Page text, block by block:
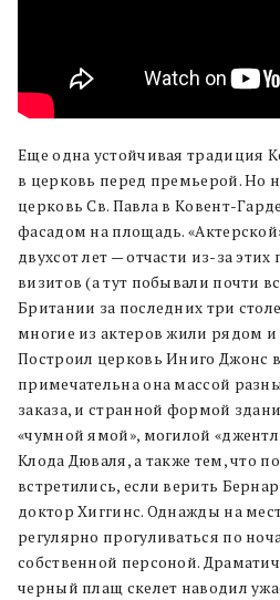
Еще одна устойчивая традиция
в церковь перед премьерой. Но
церковь Св. Павла в Ковент-
фасадом на площадь.
двухсот лет — отчасти из-за
визитов (а тут побывали почти
Британии за последних три
многие из актеров жили рядом
Построил церковь Иниго Джонс
примечательна она массой
заказа, и странной формой
«чумной ямой», могилой
Клода Дюваля, а также тем, что
встретились, если верить
доктор Хиггинс. Однажды на
регулярно прогуливаться по
собственной персоной.
черный плащ скелет наводил